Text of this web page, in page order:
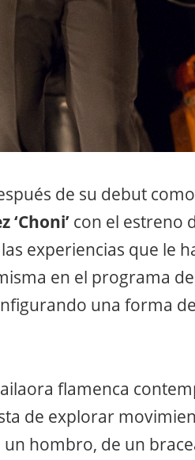
de su debut
‘Choni’ con el estreno
experiencias que le
en el programa
una forma
flamenca
de explorar
un hombro, de un